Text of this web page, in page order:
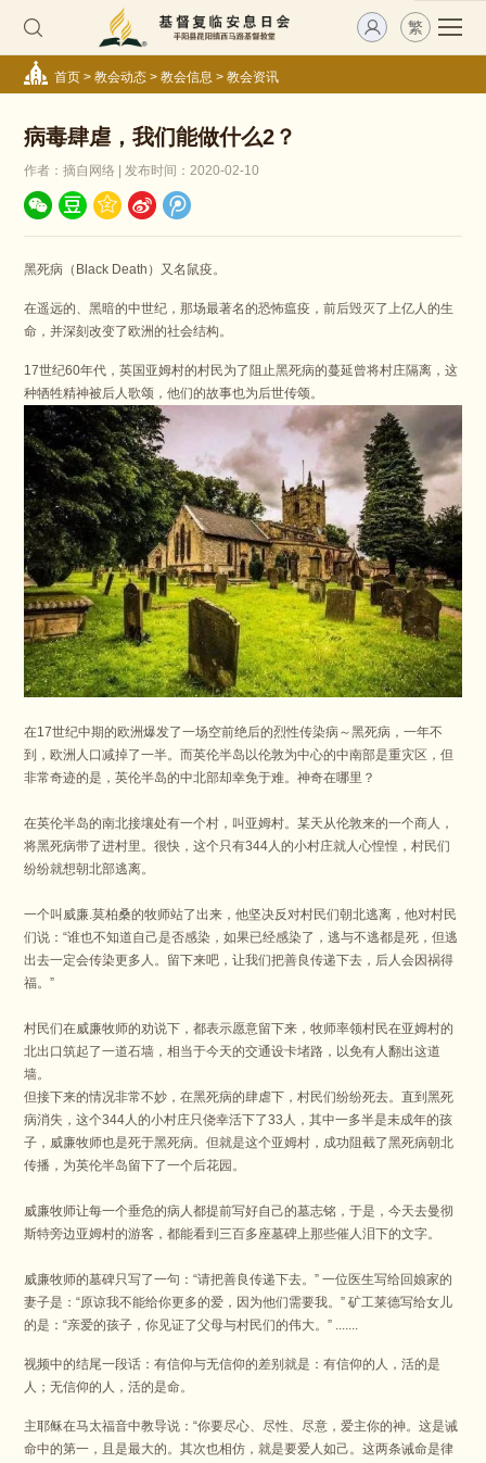
繁
首页> 教会动态> 教会信息 > 教会资讯
病毒肆虐，我们能做什么2？
作者：摘自网络 | 发布时间：2020-02-10
黑死病（Black Death）又名鼠疫。
在遥远的、黑暗的中世纪，那场最著名的恐怖瘟疫，前后毁灭了上亿人的生
命，并深刻改变了欧洲的社会结构。
17世纪60年代，英国亚姆村的村民为了阻止黑死病的蔓延曾将村庄隔离，这
种牺牲精神被后人歌颂，他们的故事也为后世传颂。
在17世纪中期的欧洲爆发了一场空前绝后的烈性传染病～黑死病，一年不
到，欧洲人口减掉了一半。而英伦半岛以伦敦为中心的中南部是重灾区，但
非常奇迹的是，英伦半岛的中北部却幸免于难。神奇在哪里？
在英伦半岛的南北接壤处有一个村，叫亚姆村。某天从伦敦来的一个商人，
将黑死病带了进村里。很快，这个只有344人的小村庄就人心惶惶，村民们
纷纷就想朝北部逃离。
一个叫威廉.莫柏桑的牧师站了出来，他坚决反对村民们朝北逃离，他对村民
们说：“谁也不知道自己是否感染，如果已经感染了，逃与不逃都是死，但逃
出去一定会传染更多人。 留下来吧，让我们把善良传递下去，后人会因祸得
福。”
村民们在威廉牧师的劝说下，都表示愿意留下来，牧师率领村民在亚姆村的
北出口筑起了一道石墙，相当于今天的交通设卡堵路，以免有人翻出这道
墙。
但接下来的情况非常不妙，在黑死病的肆虐下，村民们纷纷死去。直到黑死
病消失，这个344人的小村庄只侥幸活下了33人，其中一多半是未成年的孩
子，威廉牧师也是死于黑死病。但就是这个亚姆村，成功阻截了黑死病朝北
传播，为英伦半岛留下了一个后花园。
威廉牧师让每一个垂危的病人都提前写好自己的墓志铭，于是，今天去曼彻
斯特旁边亚姆村的游客，都能看到三百多座墓碑上那些催人泪下的文字。
威廉牧师的墓碑只写了一句：“请把善良传递下去。” 一位医生写给回娘家的
妻子是：“原谅我不能给你更多的爱，因为他们需要我。” 矿工莱德写给女儿
的是：“亲爱的孩子，你见证了父母与村民们的伟大。” .......
视频中的结尾一段话：有信仰与无信仰的差别就是：有信仰的人，活的是
人；无信仰的人，活的是命。
主耶稣在马太福音中教导说：“你要尽心、尽性、尽意，爱主你的神。这是诫
命中的第一，且是最大的。其次也相仿，就是要爱人如己。这两条诫命是律